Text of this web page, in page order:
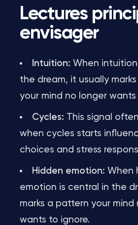
Lectures
envisager
Intuition: When
the dream, it usually
your mind no longer wants
Cycles: This signal
when cycles starts
choices and stress
Hidden emotion: When
emotion is central in the
marks a pattern your mind
wants to ignore.